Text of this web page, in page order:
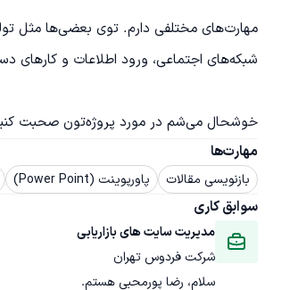
خوشحال می‌شم در مورد پروژه‌تون صحبت کنیم.     ومن الله توفیق.رضاپورمحبی
مهارت‌ها
بازنویسی مقالات پاورپوینت (Power Point)
سوابق کاری
مدیریت سایت های بازاریابی
شرکت فردوس تهران